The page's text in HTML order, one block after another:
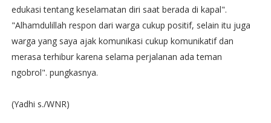
edukasi tentang keselamatan diri saat berada di kapal".
"Alhamdulillah respon dari warga cukup positif, selain itu juga
warga yang saya ajak komunikasi cukup komunikatif dan
merasa terhibur karena selama perjalanan ada teman
ngobrol". pungkasnya.
(Yadhi s./WNR)